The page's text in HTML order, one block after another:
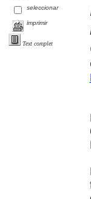
seleccionar
imprimir
Text complet